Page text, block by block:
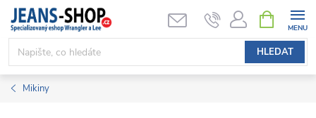
Přejít
obsah
HLEDAT
NÁKUPNÍ
KOŠÍK
Mikiny